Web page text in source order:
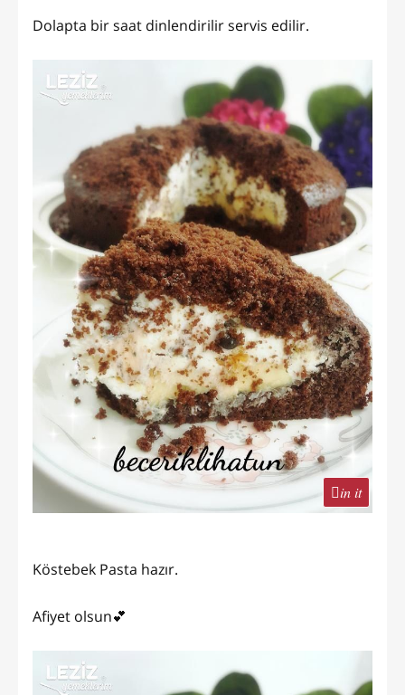
Dolapta bir saat dinlendirilir servis edilir.
in it
Köstebek Pasta hazır.
Afiyet olsun💕